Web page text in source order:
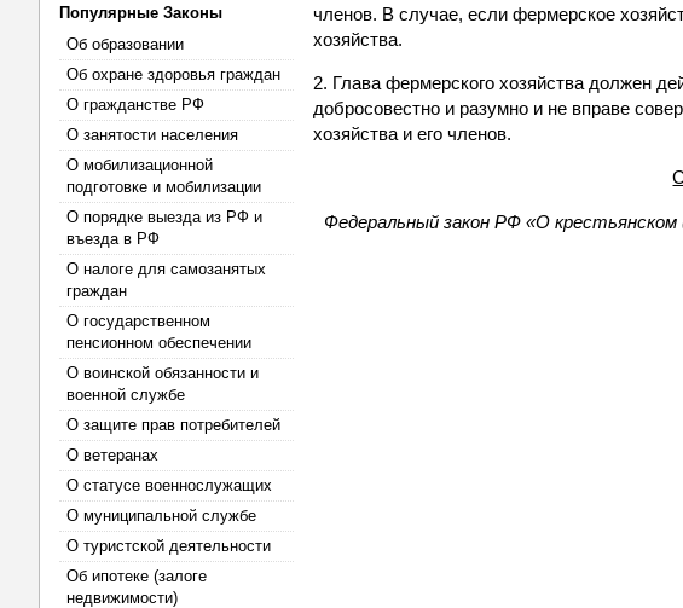
Популярные Законы
Об образовании
Об охране здоровья граждан
О гражданстве РФ
О занятости населения
О мобилизационной
подготовке и мобилизации
О порядке выезда из РФ и
въезда в РФ
О налоге для самозанятых
граждан
О государственном
пенсионном обеспечении
О воинской обязанности и
военной службе
О защите прав потребителей
О ветеранах
О статусе военнослужащих
О муниципальной службе
О туристской деятельности
Об ипотеке (залоге
недвижимости)
членов. В случае, если фермерское
хозяйства.
2. Глава фермерского хозяйства должен
добросовестно и разумно и не вправе
хозяйства и его членов.
Федеральный закон РФ «О